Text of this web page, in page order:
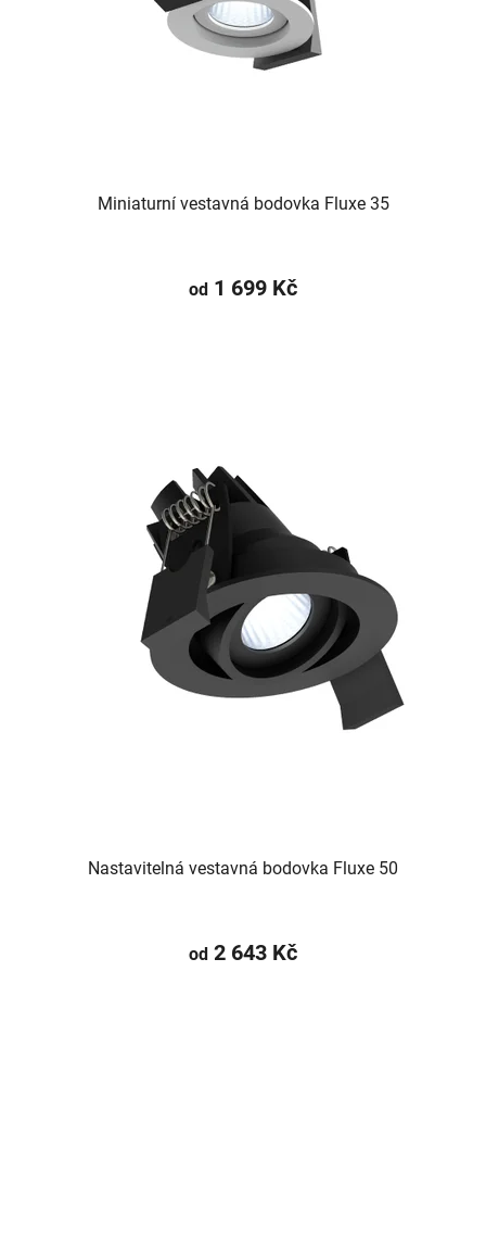
Miniaturní vestavná bodovka Fluxe 35
od 1 699 Kč
Nastavitelná vestavná bodovka Fluxe 50
od 2 643 Kč